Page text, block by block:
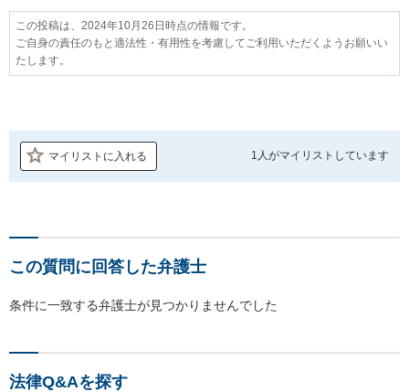
この投稿は、2024年10月26日時点の情報です。
ご自身の責任のもと適法性・有用性を考慮してご利用いただくようお願いい
たします。
マイリストに入れる 1人がマイリストしています
この質問に回答した弁護士
条件に一致する弁護士が見つかりませんでした
法律Q&Aを探す